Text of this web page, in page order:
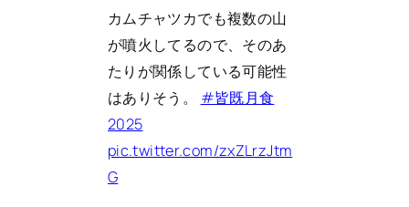
カムチャツカでも複数の山
が噴火してるので、そのあ
たりが関係している可能性
はありそう。 #皆既月食
2025
pic.twitter.com/zxZLrzJtm
G